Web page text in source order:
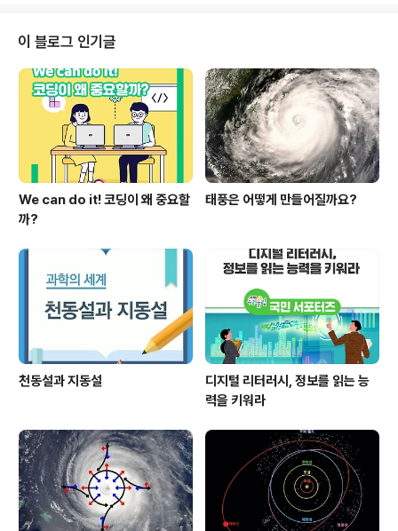
유치원생 #초등학생 #중고등학생 #모두의놀이터 #백일
장 #장애인먼저실천운동본부 #KBS #삼성화재 #사랑의
열매
이 블로그 인기글
We can do it! 코딩이 왜 중요할
까?
태풍은 어떻게 만들어질까요?
천동설과 지동설
디지털 리터러시, 정보를 읽는 능
력을 키워라